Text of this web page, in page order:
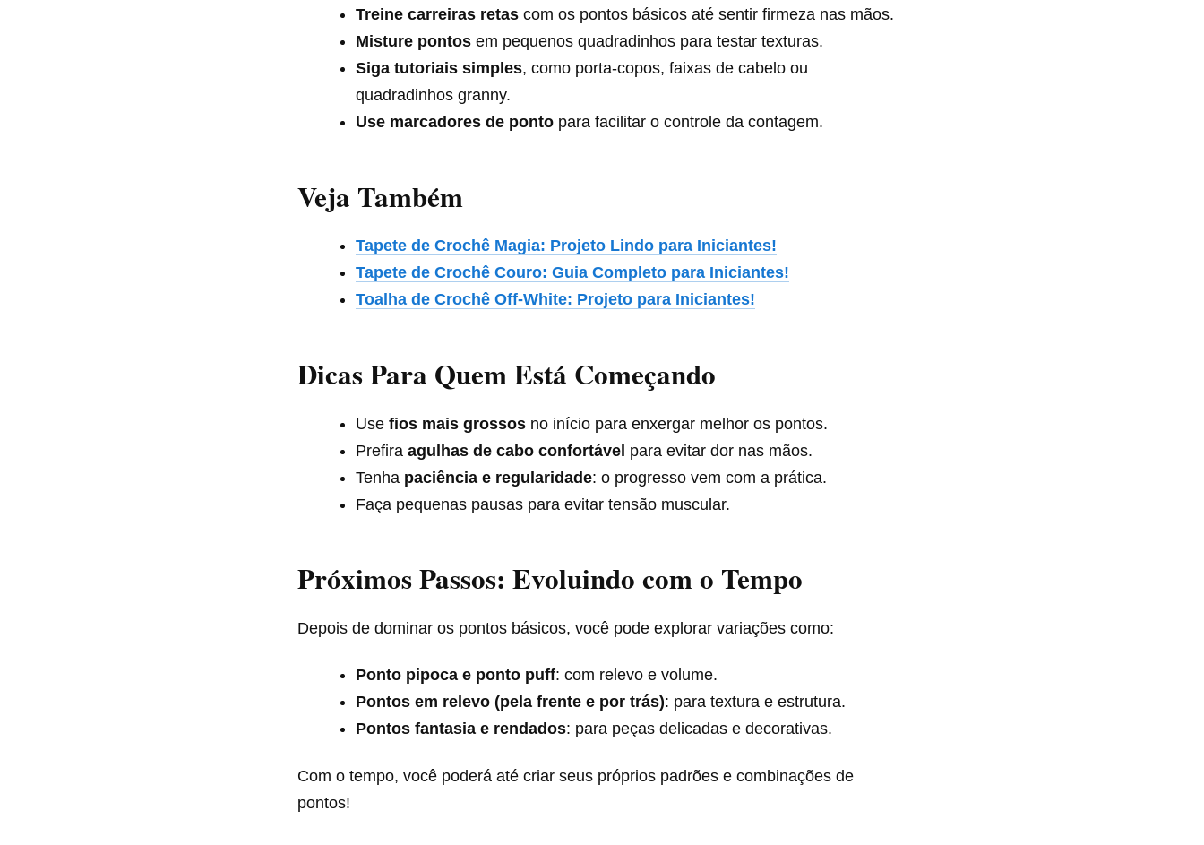
Treine carreiras retas com os pontos básicos até sentir firmeza nas mãos.
Misture pontos em pequenos quadradinhos para testar texturas.
Siga tutoriais simples, como porta-copos, faixas de cabelo ou
quadradinhos granny.
Use marcadores de ponto para facilitar o controle da contagem.
Veja Também
Tapete de Crochê Magia: Projeto Lindo para Iniciantes!
Tapete de Crochê Couro: Guia Completo para Iniciantes!
Toalha de Crochê Off-White: Projeto para Iniciantes!
Dicas Para Quem Está Começando
Usefios mais grossos no início para enxergar melhor os pontos.
Prefiraagulhas de cabo confortável para evitar dor nas mãos.
Tenha paciência e regularidade: o progresso vem com a prática.
Faça pequenas pausas para evitar tensão muscular.
Próximos Passos: Evoluindo com o Tempo
Depois de dominar os pontos básicos, você pode explorar variações como:
Ponto pipoca e ponto puff: com relevo e volume.
Pontos em relevo (pela frente e por trás): para textura e estrutura.
Pontos fantasia e rendados: para peças delicadas e decorativas.
Com o tempo, você poderá até criar seus próprios padrões e combinações de
pontos!